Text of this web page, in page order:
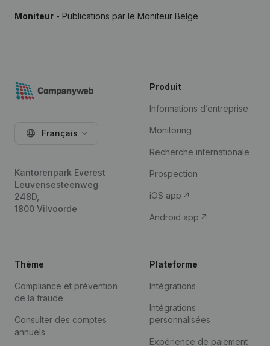
Moniteur - Publications par le Moniteur Belge
Français
Kantorenpark Everest
Leuvensesteenweg
248D,
1800 Vilvoorde
Produit
Informations d’entreprise
Monitoring
Recherche internationale
Prospection
iOS app
Android app
Thème
Compliance et prévention
de la fraude
Consulter des comptes
annuels
Plateforme
Intégrations
Intégrations
personnalisées
Expérience de paiement